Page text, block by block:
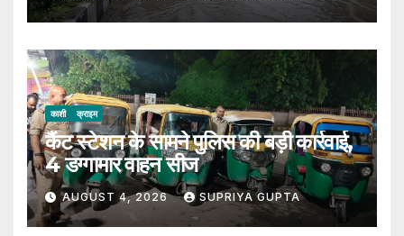
काशी क्राइम
कैंट स्टेशन के सामने पुलिस की बड़ी कार्रवाई,
4 डग्गामार वाहन सीज
AUGUST 4, 2026 SUPRIYA GUPTA